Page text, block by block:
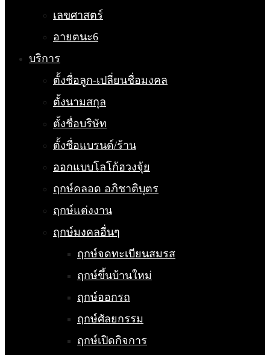
เลขศาสตร์
อายตนะ6
บริการ
ตั้งชื่อลูก-เปลี่ยนชื่อมงคล
ตั้งนามสกุล
ตั้งชื่อบริษัท
ตั้งชื่อแบรนด์/ร้าน
ออกแบบโลโก้ฮวงจุ้ย
ฤกษ์คลอด อภิชาติบุตร
ฤกษ์แต่งงาน
ฤกษ์มงคลอื่นๆ
ฤกษ์จดทะเบียนสมรส
ฤกษ์ขึ้นบ้านใหม่
ฤกษ์ออกรถ
ฤกษ์ศัลยกรรม
ฤกษ์เปิดกิจการ